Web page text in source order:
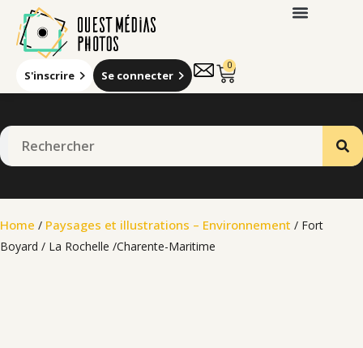
S'inscrire Se connecter
0
Home / Paysages et illustrations – Environnement / Fort
Boyard / La Rochelle /Charente-Maritime